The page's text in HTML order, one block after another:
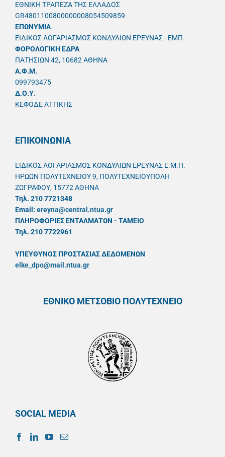
ΕΘΝΙΚΗ ΤΡΑΠΕΖΑ ΤΗΣ ΕΛΛΑΔΟΣ
GR4801100800000008054509859
ΕΠΩΝΥΜΙΑ
ΕΙΔΙΚΟΣ ΛΟΓΑΡΙΑΣΜΟΣ ΚΟΝΔΥΛΙΩΝ ΕΡΕΥΝΑΣ - ΕΜΠ
ΦΟΡΟΛΟΓΙΚΗ ΕΔΡΑ
ΠΑΤΗΣΙΩΝ 42, 10682 ΑΘΗΝΑ
A.Φ.Μ.
099793475
Δ.Ο.Υ.
ΚΕΦΟΔΕ ΑΤΤΙΚΗΣ
ΕΠΙΚΟΙΝΩΝΙΑ
ΕΙΔΙΚΟΣ ΛΟΓΑΡΙΑΣΜΟΣ ΚΟΝΔΥΛΙΩΝ ΕΡΕΥΝΑΣ Ε.Μ.Π.
ΗΡΩΩΝ ΠΟΛΥΤΕΧΝΕΙΟΥ 9, ΠΟΛΥΤΕΧΝΕΙΟΥΠΟΛΗ
ΖΩΓΡΑΦΟΥ, 15772 ΑΘΗΝΑ
Τηλ. 210 7721348
Email: ereyna@central.ntua.gr
ΠΛΗΡΟΦΟΡΙΕΣ ΕΝΤΑΛΜΑΤΩΝ - ΤΑΜΕΙΟ
Τηλ. 210 7722961
ΥΠΕΥΘYΝΟΣ ΠΡΟΣΤΑΣΙΑΣ ΔΕΔΟΜΕΝΩΝ
elke_dpo@mail.ntua.gr
ΕΘΝΙΚΟ ΜΕΤΣΟΒΙΟ ΠΟΛΥΤΕΧΝΕΙΟ
SOCIAL MEDIA